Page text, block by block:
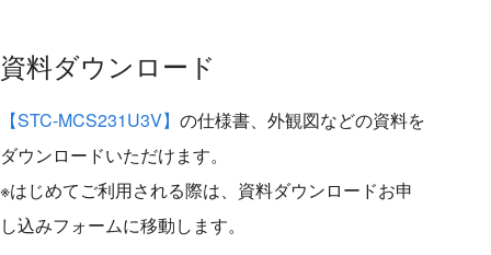
資料ダウンロード
【STC-MCS231U3V】 の仕様書、外観図などの資料を
ダウンロードいただけます。
※はじめてご利用される際は、資料ダウンロードお申
し込みフォームに移動します。